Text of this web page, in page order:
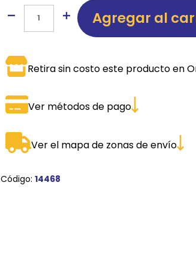
Agregar al
Retira sin costo este producto en
Ver métodos de pago
Ver el mapa de zonas de envío
Código: 14468